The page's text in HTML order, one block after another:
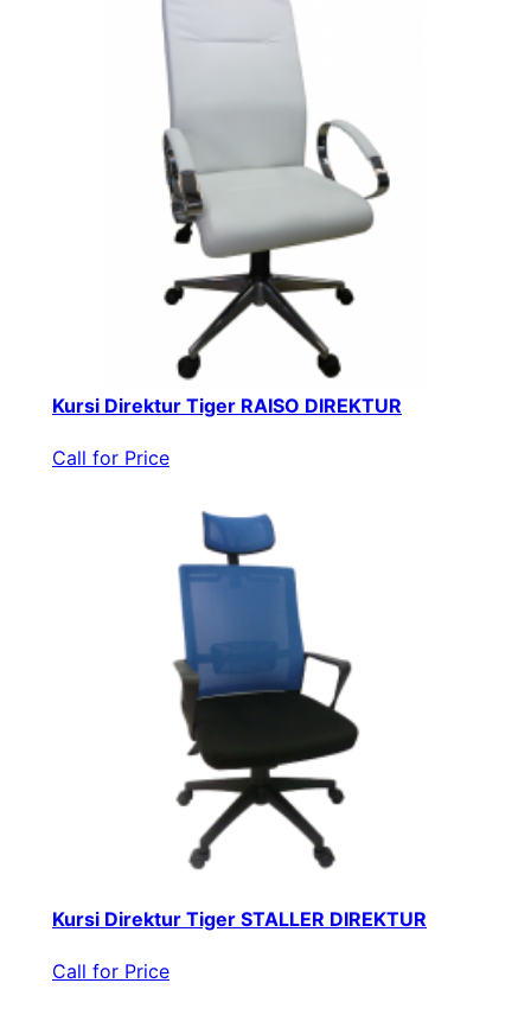
Kursi Direktur Tiger RAISO DIREKTUR
Call for Price
Kursi Direktur Tiger STALLER DIREKTUR
Call for Price